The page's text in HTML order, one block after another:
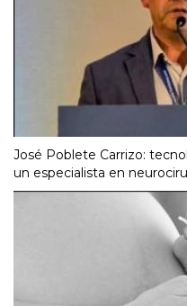
José Poblete Carrizo:
un especialista en